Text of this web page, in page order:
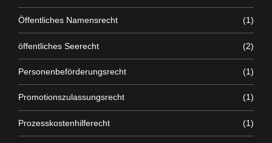
Öffentliches Namensrecht (1)
öffentliches Seerecht (2)
Personenbeförderungsrecht (1)
Promotionszulassungsrecht (1)
Prozesskostenhilferecht (1)